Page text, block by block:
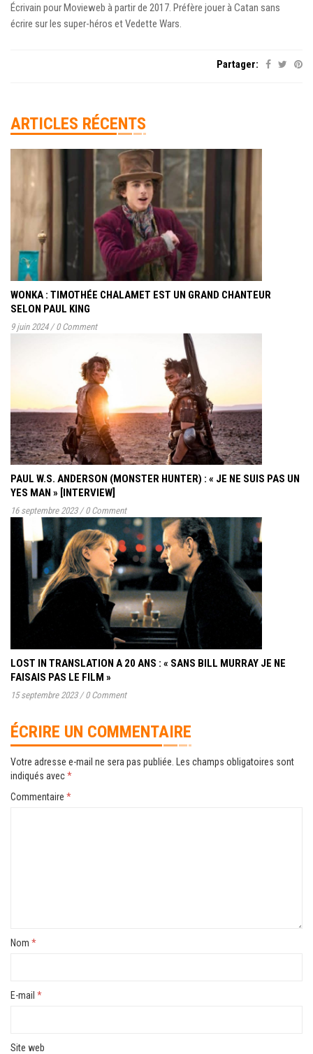
Écrivain pour Movieweb à partir de 2017. Préfère jouer à Catan sans
écrire sur les super-héros et Vedette Wars.
Partager:
ARTICLES RÉCENTS
WONKA : TIMOTHÉE CHALAMET EST UN GRAND CHANTEUR
SELON PAUL KING
9 juin 2024 / 0 Comment
PAUL W.S. ANDERSON (MONSTER HUNTER) : « JE NE SUIS PAS UN
YES MAN » [INTERVIEW]
16 septembre 2023 / 0 Comment
LOST IN TRANSLATION A 20 ANS : « SANS BILL MURRAY JE NE
FAISAIS PAS LE FILM »
15 septembre 2023 / 0 Comment
ÉCRIRE UN COMMENTAIRE
Votre adresse e-mail ne sera pas publiée. Les champs obligatoires sont
indiqués avec*
Commentaire *
Nom *
E-mail *
Site web